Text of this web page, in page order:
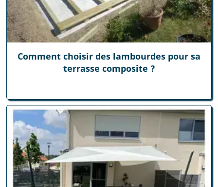
Comment choisir des lambourdes pour sa
terrasse composite ?